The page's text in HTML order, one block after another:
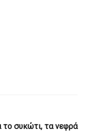
το συκώτι, τα νεφρά